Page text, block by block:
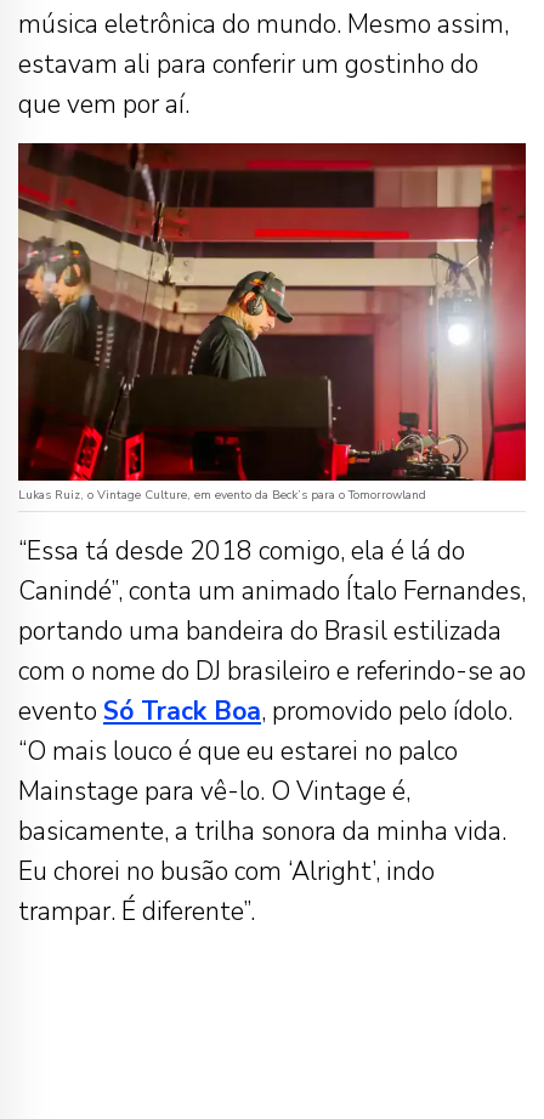
música eletrônica do mundo. Mesmo assim,
estavam ali para conferir um gostinho do
que vem por aí.
Lukas Ruiz, o Vintage Culture, em evento da Beck’s para o Tomorrowland
“Essa tá desde 2018 comigo, ela é lá do
Canindé”, conta um animado Ítalo Fernandes,
portando uma bandeira do Brasil estilizada
com o nome do DJ brasileiro e referindo-se ao
evento Só Track Boa, promovido pelo ídolo.
“O mais louco é que eu estarei no palco
Mainstage para vê-lo. O Vintage é,
basicamente, a trilha sonora da minha vida.
Eu chorei no busão com ‘Alright’, indo
trampar. É diferente”.